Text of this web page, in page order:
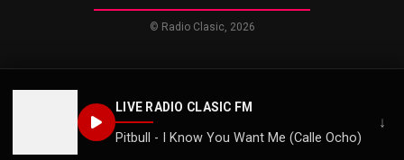
LIVE RADIO CLASIC FM
Pitbull - I Know You Want Me (Calle Ocho)
↓
© Radio Clasic, 2026